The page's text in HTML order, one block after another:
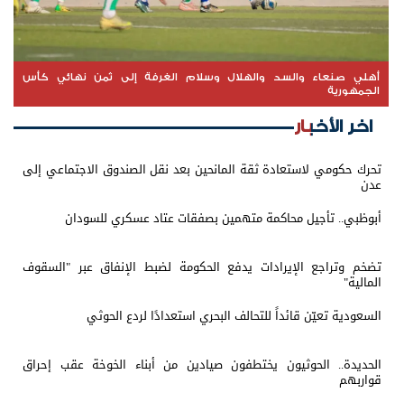
أهلي صنعاء والسد والهلال وسلام الغرفة إلى ثمن نهائي كأس
الجمهورية
اخر الأخبار
تحرك حكومي لاستعادة ثقة المانحين بعد نقل الصندوق الاجتماعي إلى
عدن
أبوظبي.. تأجيل محاكمة متهمين بصفقات عتاد عسكري للسودان
تضخم وتراجع الإيرادات يدفع الحكومة لضبط الإنفاق عبر "السقوف
المالية"
السعودية تعيّن قائداً للتحالف البحري استعدادًا لردع الحوثي
الحديدة.. الحوثيون يختطفون صيادين من أبناء الخوخة عقب إحراق
قواربهم